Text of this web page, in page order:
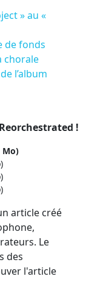
» au «
de fonds
chorale
l’album
!
article créé
Le
des
l'article